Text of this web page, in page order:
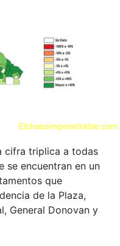
cifra triplica a todas
se encuentran en un
que
de la Plaza,
General Donovan y